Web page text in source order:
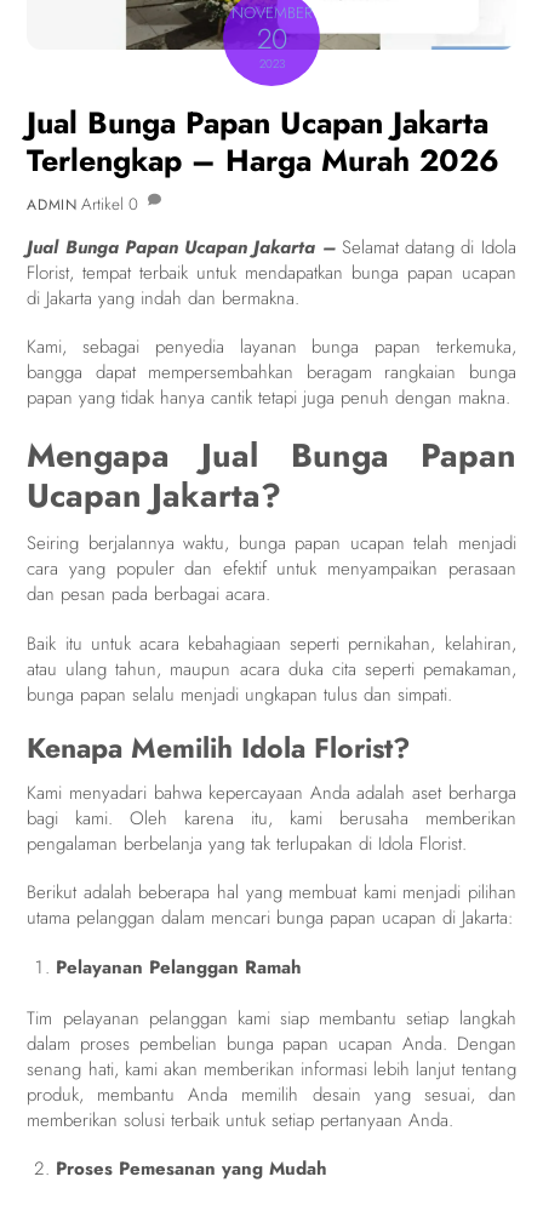
NOVEMBER
20
2023
Jual Bunga Papan Ucapan Jakarta
Terlengkap – Harga Murah 2026
ADMIN Artikel 0
Jual Bunga Papan Ucapan Jakarta – Selamat datang di Idola
Florist, tempat terbaik untuk mendapatkan bunga papan ucapan
di Jakarta yang indah dan bermakna.
Kami, sebagai penyedia layanan bunga papan terkemuka,
bangga dapat mempersembahkan beragam rangkaian bunga
papan yang tidak hanya cantik tetapi juga penuh dengan makna.
Mengapa Jual Bunga Papan
Ucapan Jakarta?
Seiring berjalannya waktu, bunga papan ucapan telah menjadi
cara yang populer dan efektif untuk menyampaikan perasaan
dan pesan pada berbagai acara.
Baik itu untuk acara kebahagiaan seperti pernikahan, kelahiran,
atau ulang tahun, maupun acara duka cita seperti pemakaman,
bunga papan selalu menjadi ungkapan tulus dan simpati.
Kenapa Memilih Idola Florist?
Kami menyadari bahwa kepercayaan Anda adalah aset berharga
bagi kami. Oleh karena itu, kami berusaha memberikan
pengalaman berbelanja yang tak terlupakan di Idola Florist.
Berikut adalah beberapa hal yang membuat kami menjadi pilihan
utama pelanggan dalam mencari bunga papan ucapan di Jakarta:
Pelayanan Pelanggan Ramah
Tim pelayanan pelanggan kami siap membantu setiap langkah
dalam proses pembelian bunga papan ucapan Anda. Dengan
senang hati, kami akan memberikan informasi lebih lanjut tentang
produk, membantu Anda memilih desain yang sesuai, dan
memberikan solusi terbaik untuk setiap pertanyaan Anda.
Proses Pemesanan yang Mudah